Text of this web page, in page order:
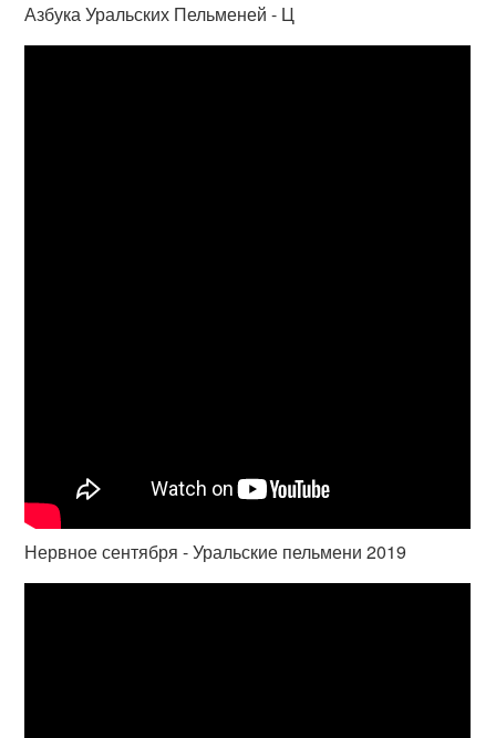
Азбука Уральских Пельменей - Ц
Нервное сентября - Уральские пельмени 2019